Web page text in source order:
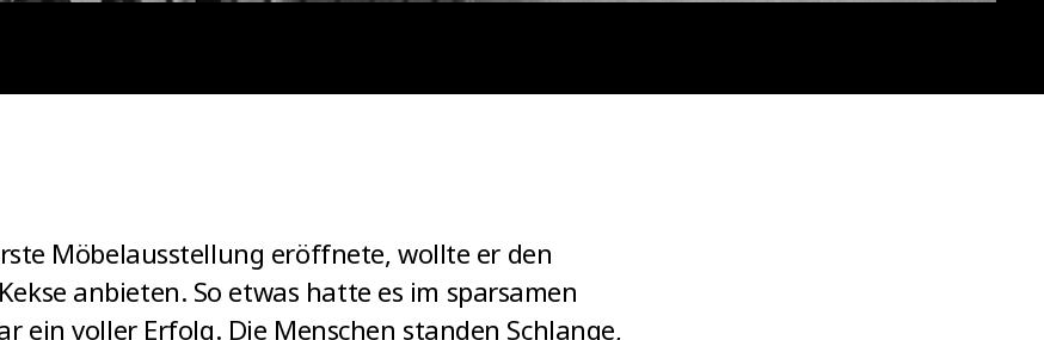
Möbelausstellung eröffnete, wollte er den
anbieten. So etwas hatte es im sparsamen
ein voller Erfolg. Die Menschen standen Schlange,